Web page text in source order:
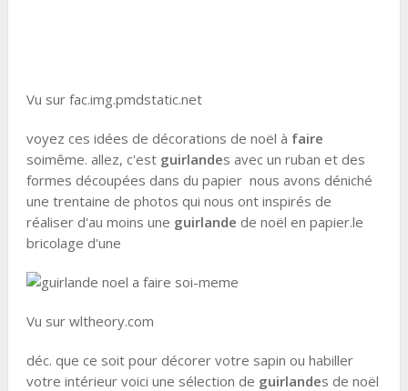
Vu sur fac.img.pmdstatic.net
voyez ces idées de décorations de noël à faire
soimême. allez, c'est guirlandes avec un ruban et des
formes découpées dans du papier nous avons déniché
une trentaine de photos qui nous ont inspirés de
réaliser d'au moins une guirlande de noël en papier.le
bricolage d'une
Vu sur wltheory.com
déc. que ce soit pour décorer votre sapin ou habiller
votre intérieur voici une sélection de guirlandes de noël